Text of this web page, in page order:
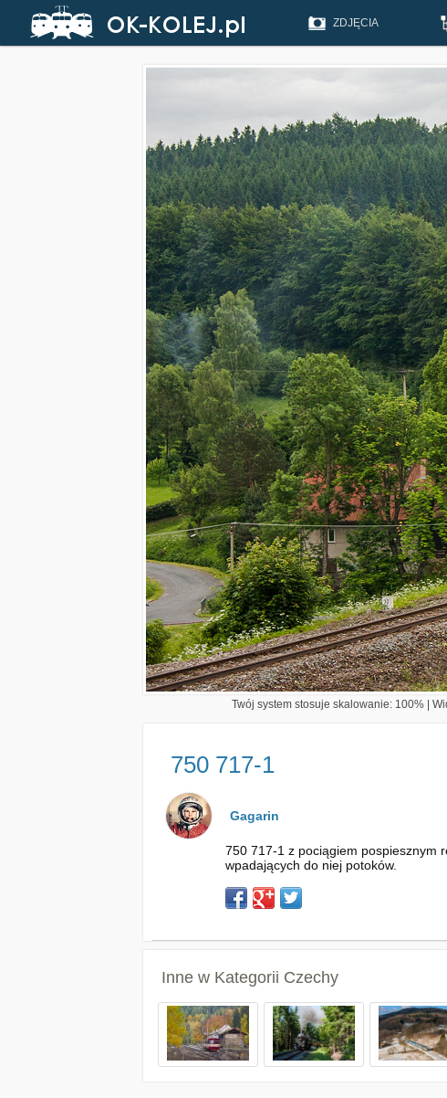
ZDJĘCIA
Twój system stosuje skalowanie: 100% |
750 717-1
Gagarin
750 717-1 z pociągiem pospiesznym
wpadających do niej potoków.
Inne w Kategorii Czechy